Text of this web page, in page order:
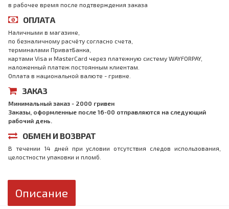
в рабочее время после подтверждения заказа
ОПЛАТА
Наличными в магазине,
по безналичному расчёту согласно счета,
терминалами ПриватБанка,
картами Visa и MasterCard через платежную систему WAYFORPAY,
наложенный платеж постоянным клиентам.
Оплата в национальной валюте - гривне.
ЗАКАЗ
Минимальный заказ - 2000 гривен
Заказы, оформленные после 16-00 отправляются на следующий
рабочий день.
ОБМЕН И ВОЗВРАТ
В течении 14 дней при условии отсутствия следов использования,
целостности упаковки и пломб.
Описание